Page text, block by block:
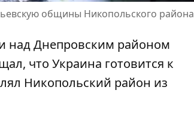
общины Никопольского района
над Днепровским районом
что Украина готовится к
Никопольский район из